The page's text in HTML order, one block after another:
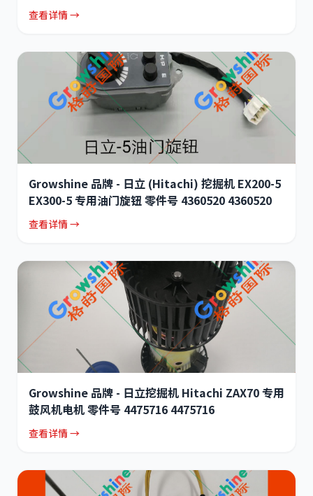
查看详情 →
Growshine 品牌 - 日立 (Hitachi) 挖掘机 EX200-5
EX300-5 专用油门旋钮 零件号 4360520 4360520
查看详情 →
Growshine 品牌 - 日立挖掘机 Hitachi ZAX70 专用
鼓风机电机 零件号 4475716 4475716
查看详情 →